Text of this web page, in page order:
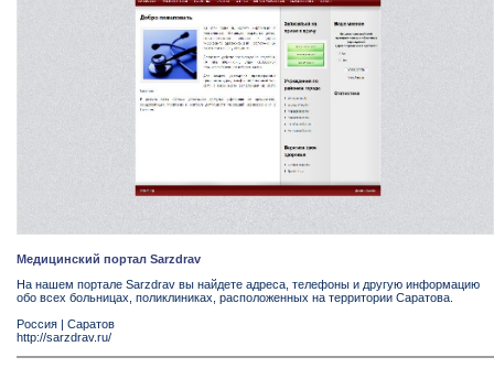
Медицинский портал Sarzdrav
На нашем портале Sarzdrav вы найдете адреса, телефоны и другую информацию
обо всех больницах, поликлиниках, расположенных на территории Саратова.
Россия | Саратов
http://sarzdrav.ru/